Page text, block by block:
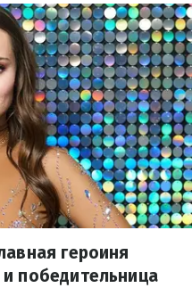
героиня
победительница